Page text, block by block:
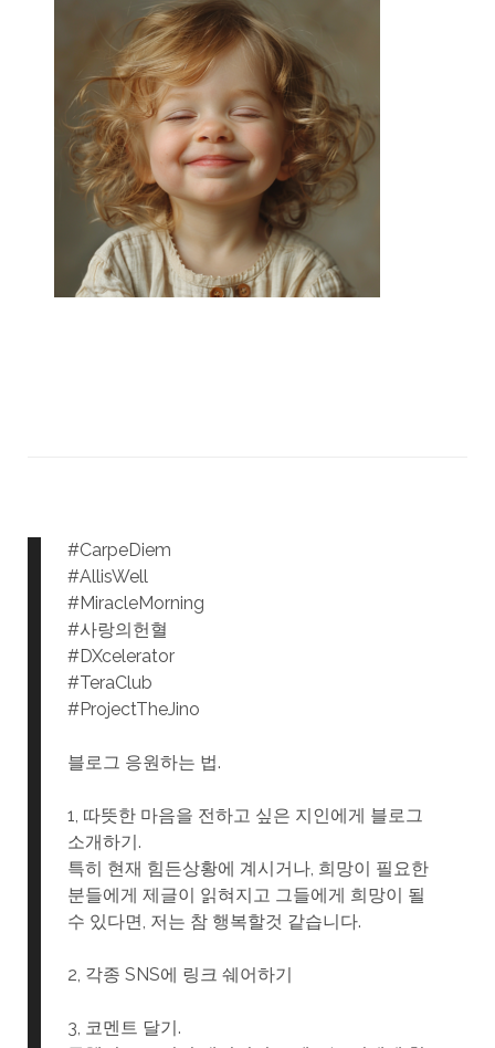
#CarpeDiem
#AllisWell
#MiracleMorning
#사랑의헌혈
#DXcelerator
#TeraClub
#ProjectTheJino
블로그 응원하는 법.
1, 따뜻한 마음을 전하고 싶은 지인에게 블로그
소개하기.
특히 현재 힘든상황에 계시거나, 희망이 필요한
분들에게 제글이 읽혀지고 그들에게 희망이 될
수 있다면, 저는 참 행복할것 같습니다.
2, 각종 SNS에 링크 쉐어하기
3, 코멘트 달기.